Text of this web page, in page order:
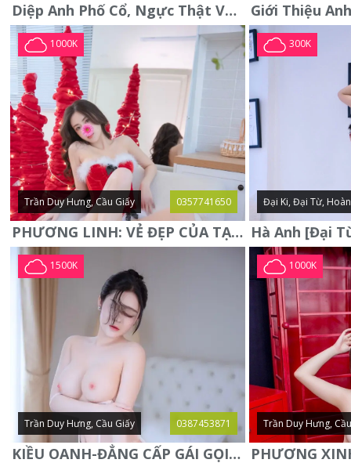
Diệp Anh Phố Cổ, Ngực Thật Vú To Thơm Tho Quyến Rũ
1000K
Trần Duy Hưng, Cầu Giấy 0357741650
PHƯƠNG LINH: VẺ ĐẸP CỦA TẠO HÓA, XINH ĐẸP, SEXY, QUYỄN RŨ
300K
Đại Ki, Đại Từ,
1500K
Trần Duy Hưng, Cầu Giấy 0387453871
KIỀU OANH-ĐẲNG CẤP GÁI GỌI XINH SANG-NGOAN NGOÃN
1000K
Trần Duy Hưng,